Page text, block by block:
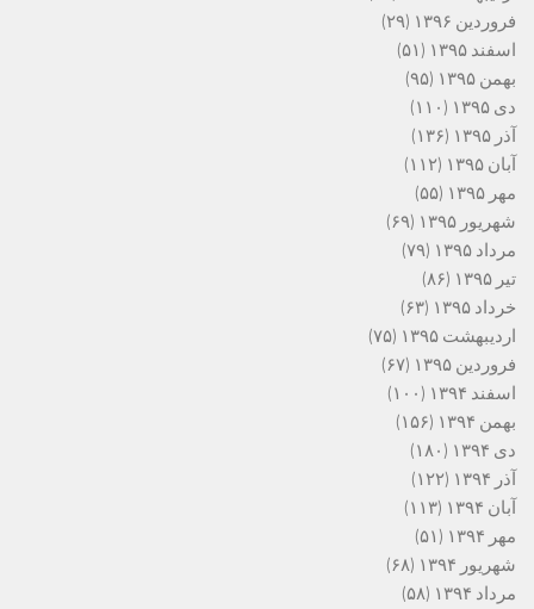
فروردین ۱۳۹۶
(۲۹)
اسفند ۱۳۹۵
(۵۱)
بهمن ۱۳۹۵
(۹۵)
دی ۱۳۹۵
(۱۱۰)
آذر ۱۳۹۵
(۱۳۶)
آبان ۱۳۹۵
(۱۱۲)
مهر ۱۳۹۵
(۵۵)
شهریور ۱۳۹۵
(۶۹)
مرداد ۱۳۹۵
(۷۹)
تیر ۱۳۹۵
(۸۶)
خرداد ۱۳۹۵
(۶۳)
اردیبهشت ۱۳۹۵
(۷۵)
فروردین ۱۳۹۵
(۶۷)
اسفند ۱۳۹۴
(۱۰۰)
بهمن ۱۳۹۴
(۱۵۶)
دی ۱۳۹۴
(۱۸۰)
آذر ۱۳۹۴
(۱۲۲)
آبان ۱۳۹۴
(۱۱۳)
مهر ۱۳۹۴
(۵۱)
شهریور ۱۳۹۴
(۶۸)
مرداد ۱۳۹۴
(۵۸)